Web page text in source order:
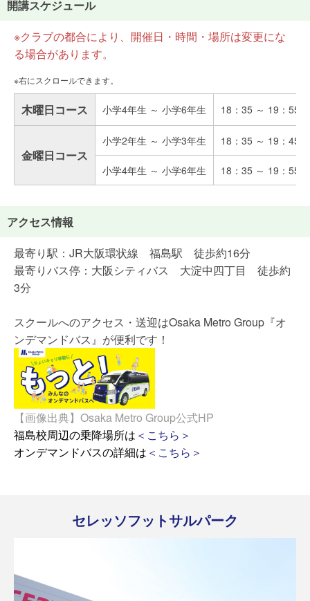
開講スケジュール
※クラブの都合により、開催日・時間・場所は変更にな
る場合があります。
木曜日コース 小学4年生 ～ 小学6年生 18：35 ～ 19：55
金曜日コース
小学2年生 ～ 小学3年生 18：35 ～ 19：45
小学4年生 ～ 小学6年生 18：35 ～ 19：55
アクセス情報
最寄り駅：JR大阪環状線 福島駅 徒歩約16分
最寄りバス停：大阪シティバス 大淀中四丁目 徒歩約
3分
スクールへのアクセス・送迎はOsaka Metro Group『オ
ンデマンドバス』が便利です！
【画像出典】Osaka Metro Group公式HP
福島校周辺の乗降場所は ＜こちら＞
オンデマンドバスの詳細は ＜こちら＞
セレッソフットサルパーク